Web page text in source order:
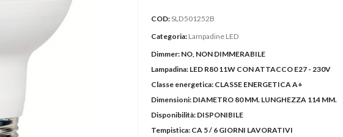
COD:SLD501252B
Categoria: Lampadine LED
Dimmer: NO, NON DIMMERABILE
Lampadina: LED R80 11W CON ATTACCO E27 - 230V
Classe energetica: CLASSE ENERGETICA A+
Dimensioni: DIAMETRO 80 MM. LUNGHEZZA 114 MM.
Disponibilità: DISPONIBILE
Tempistica: CA 5 / 6 GIORNI LAVORATIVI